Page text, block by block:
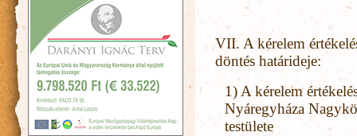
VII. A kérelem
döntés határideje:
1) A kérelem
Nyáregyháza
testülete